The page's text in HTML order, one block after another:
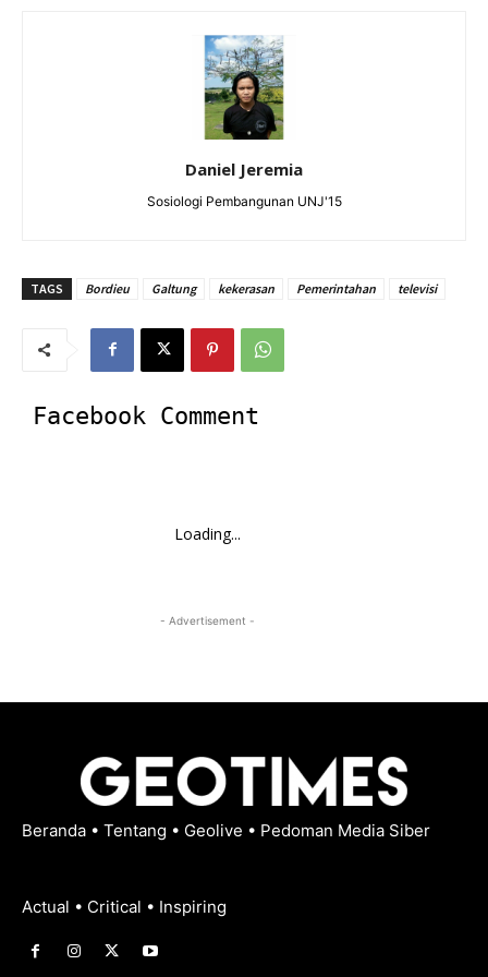
Daniel Jeremia
Sosiologi Pembangunan UNJ'15
TAGS Bordieu Galtung kekerasan Pemerintahan televisi
Facebook Comment
Loading...
- Advertisement -
Beranda • Tentang • Geolive • Pedoman Media Siber
Actual • Critical • Inspiring